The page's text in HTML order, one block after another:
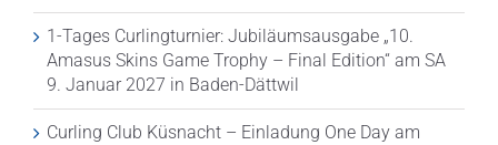
1-Tages Curlingturnier: Jubiläumsausgabe „10.
Amasus Skins Game Trophy – Final Edition“ am SA
9. Januar 2027 in Baden-Dättwil
Curling Club Küsnacht – Einladung One Day am